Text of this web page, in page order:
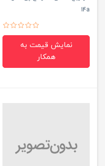
14a
نمایش قیمت به
همکار